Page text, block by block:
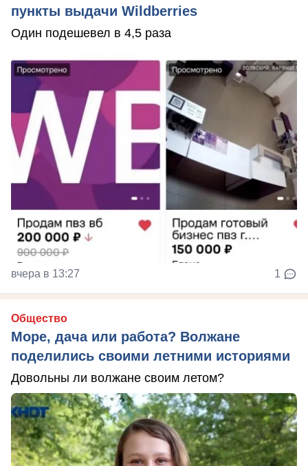
пункты выдачи Wildberries
Один подешевел в 4,5 раза
вчера в 13:27 1
Общество
Море, дача или работа? Волжане
поделились своими летними историями
Довольны ли волжане своим летом?